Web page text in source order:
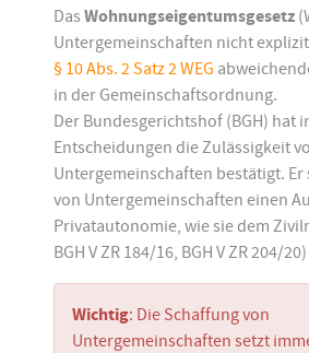
Das Wohnungseigentumsgesetz
Untergemeinschaften nicht
§ 10 Abs. 2 Satz 2 WEG
in der Gemeinschaftsordnung.
Der Bundesgerichtshof (BGH) hat
Entscheidungen die Zulässigkeit
Untergemeinschaften bestätigt.
von Untergemeinschaften einen
Privatautonomie, wie sie dem
BGH V ZR 184/16, BGH V ZR 204/20)
Wichtig: Die Schaffung von
Untergemeinschaften setzt